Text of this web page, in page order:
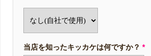
当店を知ったキッカケは何ですか？ *